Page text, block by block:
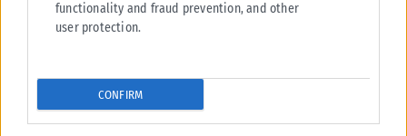
functionality and fraud prevention, and other
user protection.
CONFIRM